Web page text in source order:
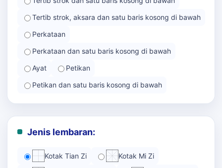
Tertib strok, aksara dan satu baris kosong di bawah
Perkataan
Perkataan dan satu baris kosong di bawah
Ayat
Petikan
Petikan dan satu baris kosong di bawah
Jenis lembaran:
Kotak Tian Zi Kotak Mi Zi